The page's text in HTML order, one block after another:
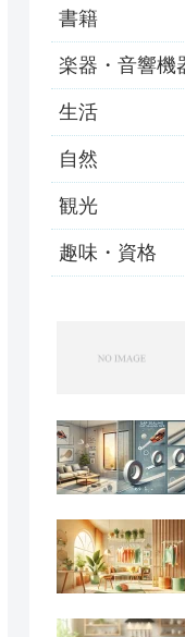
書籍
楽器・音響機
生活
自然
観光
趣味・資格